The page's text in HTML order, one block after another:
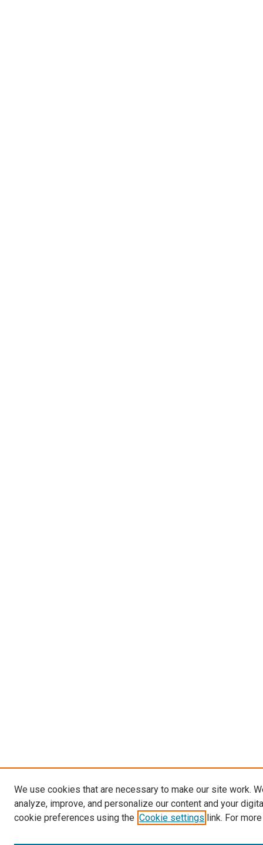
We use cookies that are necessary to make our site work.
analyze, improve, and personalize our content and your
cookie preferences using the Cookie settings link. For